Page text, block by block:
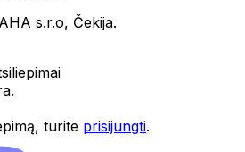
s.r.o, Čekija.
turite prisijungti.